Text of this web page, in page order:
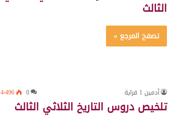
الثالث
تصفح المرجع »
أدمين 1 قراية 0 4٬496
تلخيص دروس التاريخ الثلاثي الثالث